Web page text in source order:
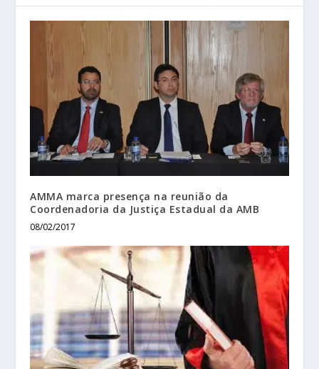
AMMA marca presença na reunião da
Coordenadoria da Justiça Estadual da AMB
08/02/2017